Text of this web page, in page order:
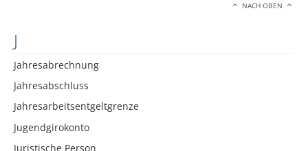
NACH OBEN
J
Jahresabrechnung
Jahresabschluss
Jahresarbeitsentgeltgrenze
Jugendgirokonto
Juristische Person